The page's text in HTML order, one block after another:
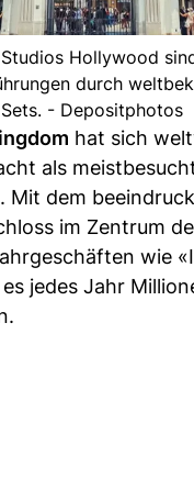
Hollywood
durch
Sets. - Depositphotos
hat sich
als
Mit dem
im Zentrum
wie
jedes Jahr